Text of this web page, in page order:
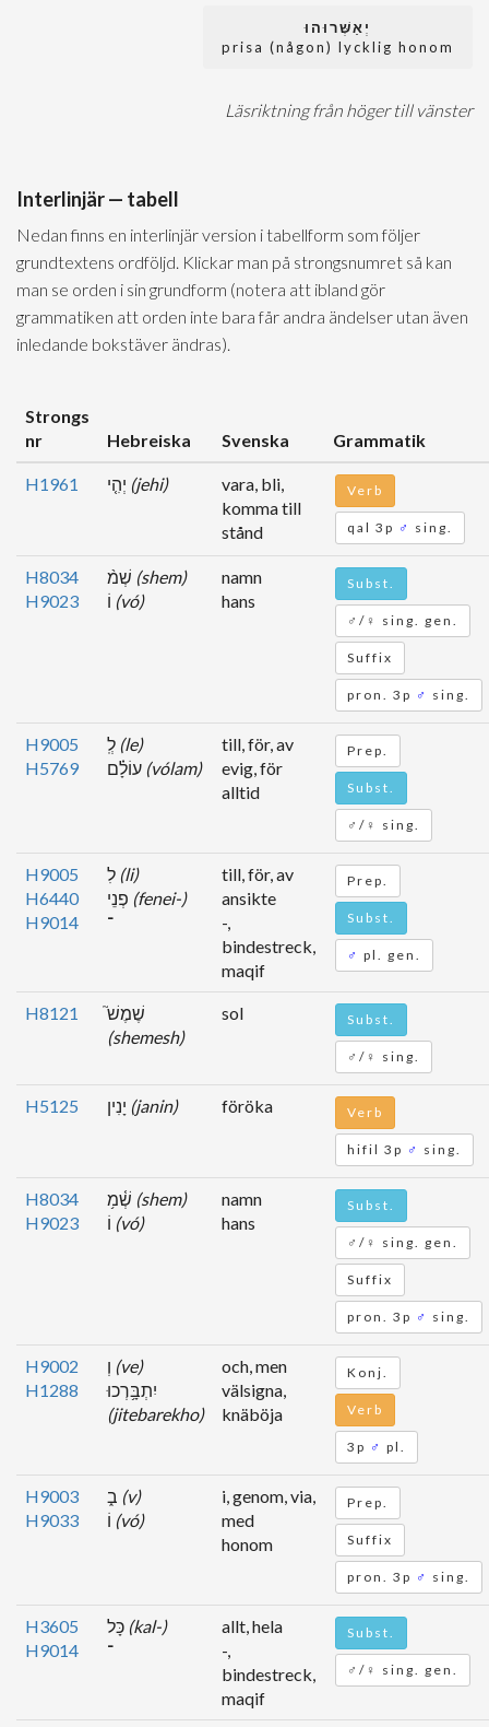
יְאַשְּׁרוּהוּ
prisa (någon) lycklig honom
Läsriktning från höger till vänster
Interlinjär — tabell
Nedan finns en interlinjär version i tabellform som följer
grundtextens ordföljd. Klickar man på strongsnumret så kan
man se orden i sin grundform (notera att ibland gör
grammatiken att orden inte bara får andra ändelser utan även
inledande bokstäver ändras).
Strongs
nr
Hebreiska Svenska Grammatik
H1961 (jehi)
vara, bli,
komma till
stånd
Verb
qal 3p ♂ sing.
H8034
H9023
(shem)
(vó)
namn
hans
Subst.
♂/♀ sing. gen.
Suffix
pron. 3p ♂ sing.
H9005
H5769
(le)
(vólam)
till, för, av
evig, för
alltid
Prep.
Subst.
♂/♀ sing.
H9005
H6440
H9014
(li)
(fenei-)
־
till, för, av
ansikte
-,
bindestreck,
maqif
Prep.
Subst.
♂ pl. gen.
H8121
שֶׁמֶשׁ֮
(shemesh)
sol Subst.
♂/♀ sing.
H5125 (janin) föröka Verb
hifil 3p ♂ sing.
H8034
H9023
(shem)
(vó)
namn
hans
Subst.
♂/♀ sing. gen.
Suffix
pron. 3p ♂ sing.
H9002
H1288
(ve)
יִתְבָּ֥רְכוּ
(jitebarekho)
och, men
välsigna,
knäböja
Konj.
Verb
3p ♂ pl.
H9003
H9033
(v)
(vó)
i, genom, via,
med
honom
Prep.
Suffix
pron. 3p ♂ sing.
H3605
H9014
(kal-)
־
allt, hela
-,
bindestreck,
maqif
Subst.
♂/♀ sing. gen.